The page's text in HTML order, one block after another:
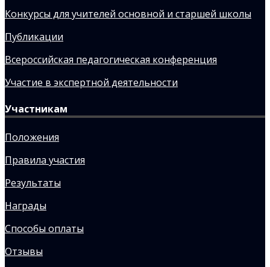
Конкурсы для учителей основной и старшей школы
Публикации
Всероссийская педагогическая конференция
Участие в экспертной деятельности
Участникам
Положения
Правила участия
Результаты
Награды
Способы оплаты
Отзывы